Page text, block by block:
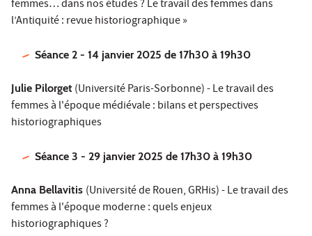
femmes… dans nos études ? Le travail des femmes dans
l’Antiquité : revue historiographique »
Séance 2 - 14 janvier 2025 de 17h30 à 19h30
Julie Pilorget (Université Paris-Sorbonne) - Le travail des
femmes à l'époque médiévale : bilans et perspectives
historiographiques
Séance 3 - 29 janvier 2025 de 17h30 à 19h30
Anna Bellavitis (Université de Rouen, GRHis) - Le travail des
femmes à l'époque moderne : quels enjeux
historiographiques ?